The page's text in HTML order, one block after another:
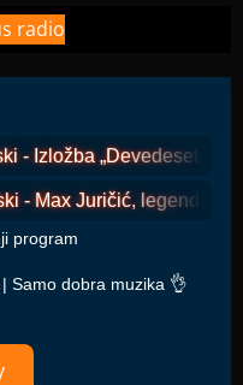
radio
- Izložba „Devedesete,
- Max Juričić, legenda s
program
| Samo dobra muzika 👌